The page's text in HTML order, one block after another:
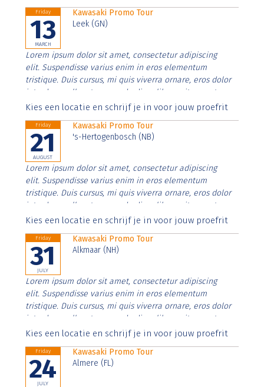
Friday
13
MARCH
Kawasaki Promo Tour
Leek (GN)
Lorem ipsum dolor sit amet, consectetur adipiscing
elit. Suspendisse varius enim in eros elementum
tristique. Duis cursus, mi quis viverra ornare, eros dolor
interdum nulla, ut commodo diam libero vitae erat.
Aenean faucibus nibh et justo cursus id rutrum lorem
Kies een locatie en schrijf je in voor jouw proefrit
Friday
21
AUGUST
Kawasaki Promo Tour
's-Hertogenbosch (NB)
Lorem ipsum dolor sit amet, consectetur adipiscing
elit. Suspendisse varius enim in eros elementum
tristique. Duis cursus, mi quis viverra ornare, eros dolor
interdum nulla, ut commodo diam libero vitae erat.
Aenean faucibus nibh et justo cursus id rutrum lorem
Kies een locatie en schrijf je in voor jouw proefrit
Friday
31
JULY
Kawasaki Promo Tour
Alkmaar (NH)
Lorem ipsum dolor sit amet, consectetur adipiscing
elit. Suspendisse varius enim in eros elementum
tristique. Duis cursus, mi quis viverra ornare, eros dolor
interdum nulla, ut commodo diam libero vitae erat.
Aenean faucibus nibh et justo cursus id rutrum lorem
Kies een locatie en schrijf je in voor jouw proefrit
Friday
24
JULY
Kawasaki Promo Tour
Almere (FL)